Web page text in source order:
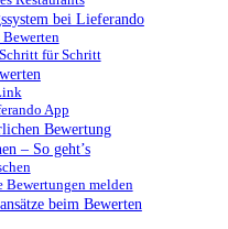
bei Lieferando
Bewerten
für Schritt
App
Bewertung
– So geht’s
Bewertungen melden
beim Bewerten